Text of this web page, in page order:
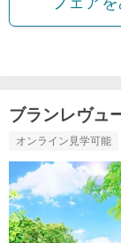
ブランレヴュ
オンライン見学可能